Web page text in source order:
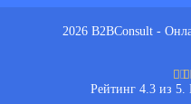
2026 B2BConsult -
Рейтинг 4.3 из 5.